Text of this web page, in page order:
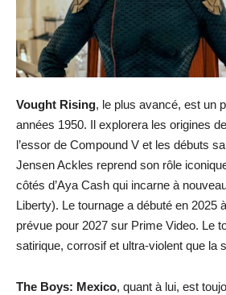
Vought Rising, le plus avancé, est un
années 1950. Il explorera les origines
l’essor de Compound V et les débuts
Jensen Ackles reprend son rôle
côtés d’Aya Cash qui incarne à
Liberty). Le tournage a débuté en 2025
prévue pour 2027 sur Prime Video. Le
satirique, corrosif et ultra-violent que la
The Boys: Mexico, quant à lui, est